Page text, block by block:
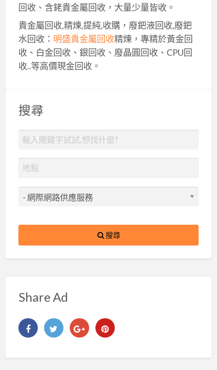
回收、含銠貴金屬回收，大量少量皆收。
貴金屬回收,精煉,提純,收購，廢鈀液回收,廢鈀
水回收： 明盛貴金屬回收精煉，專精於黃金回
收、白金回收、銀回收、廢晶圓回收、CPU回
收..等高價現金回收。
搜尋
搜尋
Share Ad